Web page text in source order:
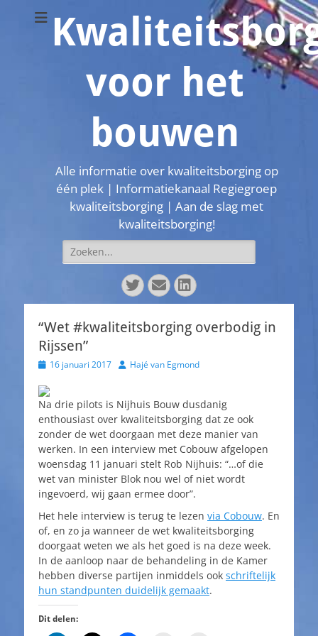
voor het
bouwen
Alle informatie over kwaliteitsborging op
één plek | Informatiekanaal Regiegroep
kwaliteitsborging | Aan de slag met
kwaliteitsborging!
Zoeken
naar:
Twitter
E-
mail
LinkedIn
“Wet #kwaliteitsborging overbodig in
Rijssen”
Geplaatst
16 januari 2017 AuteurHajé van Egmond
Na drie pilots is Nijhuis Bouw dusdanig
enthousiast over kwaliteitsborging dat ze ook
zonder de wet doorgaan met deze manier van
werken. In een interview met Cobouw afgelopen
woensdag 11 januari stelt Rob Nijhuis: “…of die
wet van minister Blok nou wel of niet wordt
ingevoerd, wij gaan ermee door”.
Het hele interview is terug te lezen via Cobouw. En
of, en zo ja wanneer de wet kwaliteitsborging
doorgaat weten we als het goed is na deze week.
In de aanloop naar de behandeling in de Kamer
hebben diverse partijen inmiddels ook schriftelijk
hun standpunten duidelijk gemaakt.
Dit delen: